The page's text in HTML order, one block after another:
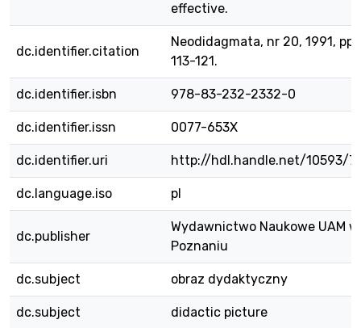
effective.
dc.identifier.citation
Neodidagmata, nr 20, 1991, pp.
113-121.
dc.identifier.isbn 978-83-232-2332-0
dc.identifier.issn 0077-653X
dc.identifier.uri http://hdl.handle.net/10593/
dc.language.iso pl
dc.publisher
Wydawnictwo Naukowe UAM w
Poznaniu
dc.subject obraz dydaktyczny
dc.subject didactic picture